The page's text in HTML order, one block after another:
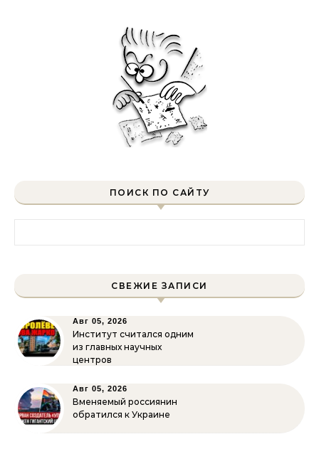
ПОИСК ПО САЙТУ
СВЕЖИЕ ЗАПИСИ
Авг 05, 2026
Институт считался одним
из главных научных
центров
Авг 05, 2026
Вменяемый россиянин
обратился к Украине